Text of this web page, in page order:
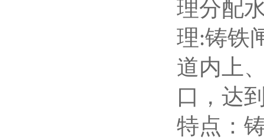
理分配
理:铸铁
道内上
口，达
特点：